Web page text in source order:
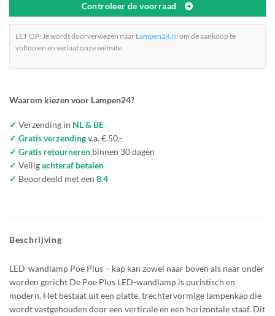
Controleer de voorraad
LET OP: Je wordt doorverwezen naar Lampen24.nl om de aankoop te
voltooien en verlaat onze website.
Waarom kiezen voor Lampen24?
✓ Verzending in NL & BE
✓ Gratis verzendingv.a. € 50,-
✓ Gratis retourneren binnen 30 dagen
✓ Veiligachteraf betalen
✓ Beoordeeld met een 8.4
Beschrijving
LED-wandlamp Poe Plus – kap kan zowel naar boven als naar onder
worden gericht De Poe Plus LED-wandlamp is puristisch en
modern. Het bestaat uit een platte, trechtervormige lampenkap die
wordt vastgehouden door een verticale en een horizontale staaf. Dit